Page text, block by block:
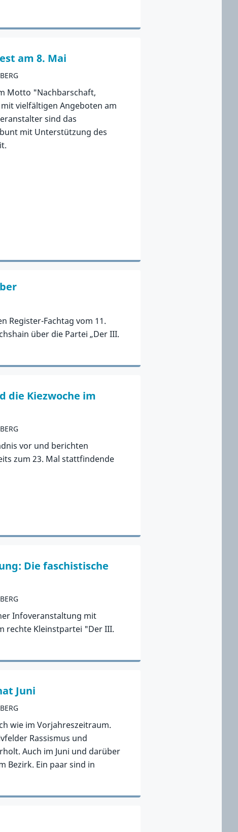
am 8. Mai
Motto "Nachbarschaft,
vielfältigen Angeboten am
sind das
mit Unterstützung des
Register-Fachtag vom 11.
über die Partei „Der III.
die Kiezwoche im
vor und berichten
zum 23. Mal stattfindende
Die faschistische
Infoveranstaltung mit
rechte Kleinstpartei "Der III.
Juni
wie im Vorjahreszeitraum.
Rassismus und
Auch im Juni und darüber
Bezirk. Ein paar sind in